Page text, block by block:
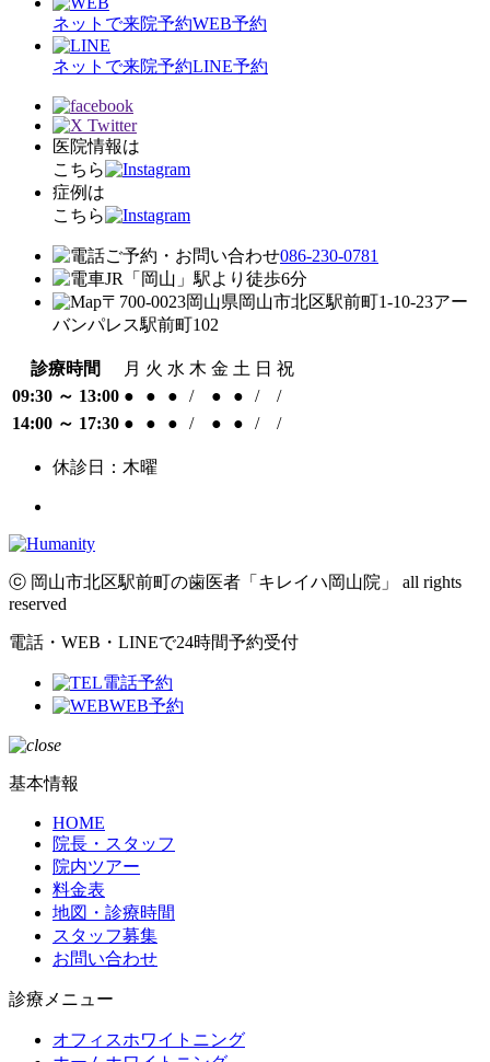
ネットで来院予約WEB予約
ネットで来院予約LINE予約
医院情報は
こちら
症例は
こちら
ご予約・お問い合わせ086-230-0781
JR「岡山」駅より 徒歩6分
〒700-0023岡山県岡山市北区駅前町1-10-23アー
バンパレス駅前町102
診療時間 月 火 水 木 金 土 日 祝
09:30 ～ 13:00 ● ● ● / ● ● /
/
14:00 ～ 17:30 ● ● ● / ● ● / /
休診日：木曜
ⓒ 岡山市北区駅前町の歯医者「キレイハ岡山院」 all rights
reserved
電話・WEB・LINEで24時間予約受付
電話予約
WEB予約
基本情報
HOME
院長・スタッフ
院内ツアー
料金表
地図・診療時間
スタッフ募集
お問い合わせ
診療メニュー
オフィスホワイトニング